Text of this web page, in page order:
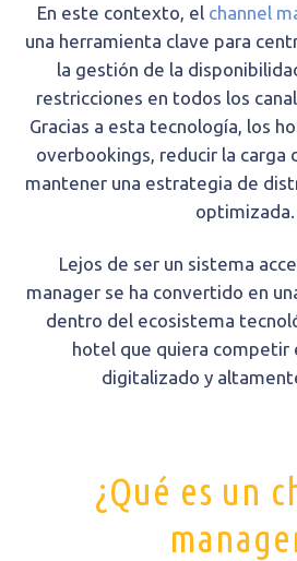
En este contexto, el channel
una herramienta clave para
la gestión de la
restricciones en todos los
Gracias a esta tecnología, los
overbookings, reducir la carga
mantener una estrategia de
optimizada.
Lejos de ser un sistema
manager se ha convertido en
dentro del ecosistema
hotel que quiera competir
digitalizado y
¿Qué es un